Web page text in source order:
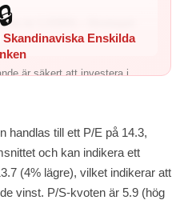
är 1,526% – företaget
Enskilda
är säkert att investera i
handlas till ett P/E på 14.3,
och kan indikera ett
(4% lägre), vilket indikerar att
vinst. P/S-kvoten är 5.9 (hög